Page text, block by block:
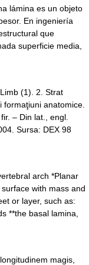
lámina es un objeto
En ingeniería
que
superficie media,
(1). 2. Strat
anatomice.
– Din lat., engl.
Sursa: DEX 98
arch *Planar
with mass and
or layer, such as:
**the basal lamina,
magis,